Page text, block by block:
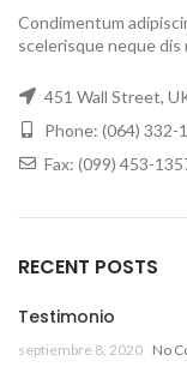
Condimentum
scelerisque neque dis
451 Wall Street,
Phone: (064) 332-
Fax: (099) 453-
RECENT POSTS
Testimonio
septiembre 8, 2020 No